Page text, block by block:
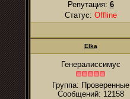
Репутация: 6
Статус: Offline
Elka
Генералиссимус
Группа: Проверенные
Сообщений: 12158